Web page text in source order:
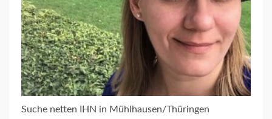
Suche netten IHN in Mühlhausen/Thüringen